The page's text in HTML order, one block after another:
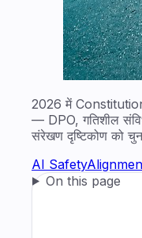
2026 में
— DPO, गतिशील
संरेखण दृष्टिकोण को
AI Safety
On this page